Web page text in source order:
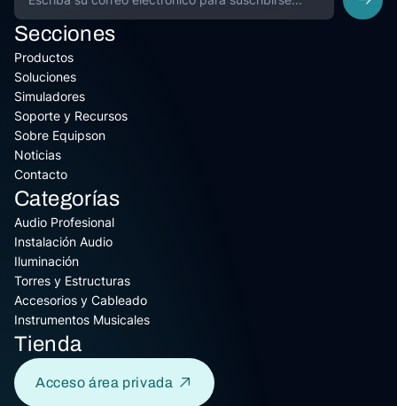
Secciones
Productos
Soluciones
Simuladores
Soporte y Recursos
Sobre Equipson
Noticias
Contacto
Categorías
Audio Profesional
Instalación Audio
Iluminación
Torres y Estructuras
Accesorios y Cableado
Instrumentos Musicales
Tienda
Acceso área privada